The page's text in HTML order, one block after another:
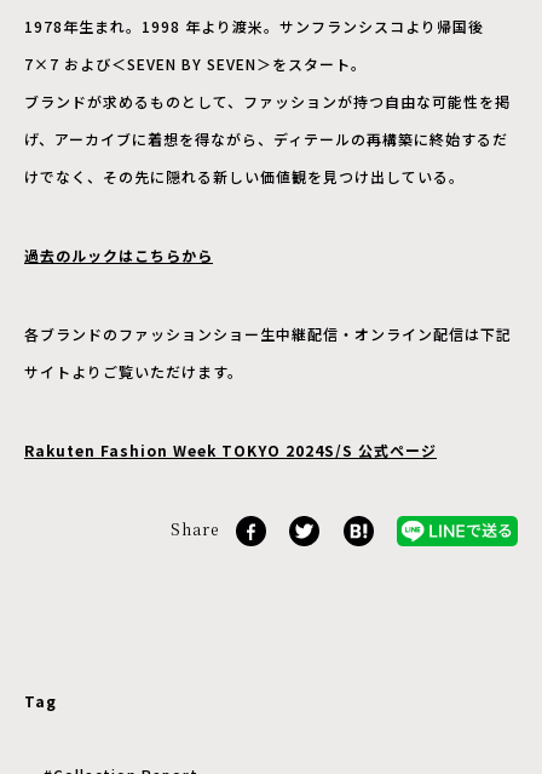
1978年生まれ。1998 年より渡米。サンフランシスコより帰国後
7×7 および＜SEVEN BY SEVEN＞をスタート。
ブランドが求めるものとして、ファッションが持つ自由な可能性を掲
げ、アーカイブに着想を得ながら、ディテールの再構築に終始するだ
けでなく、その先に隠れる新しい価値観を見つけ出している。
過去のルックはこちらから
各ブランドのファッションショー生中継配信・オンライン配信は下記
サイトよりご覧いただけます。
Rakuten Fashion Week TOKYO 2024S/S 公式ページ
Share
Tag